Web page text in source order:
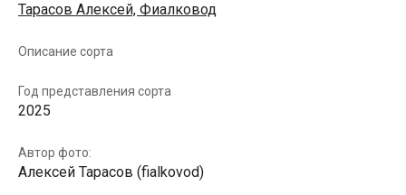
Тарасов Алексей, Фиалковод
Описание сорта
Год представления сорта
2025
Автор фото:
Алексей Тарасов (fialkovod)